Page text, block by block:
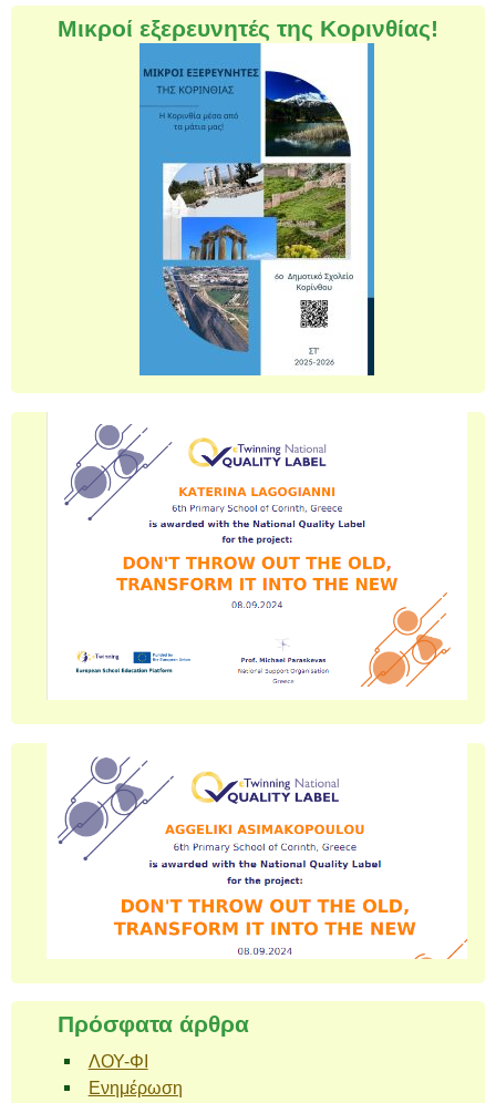
Μικροί εξερευνητές της Κορινθίας!
Πρόσφατα άρθρα
ΛΟΥ-ΦΙ
Ενημέρωση